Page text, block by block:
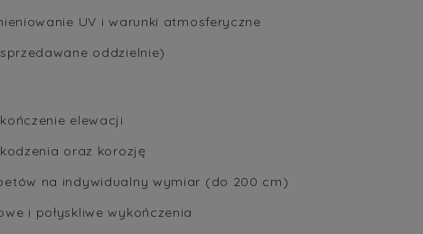
UV i warunki atmosferyczne
oddzielnie)
elewacji
oraz korozję
na indywidualny wymiar (do 200 cm)
i połyskliwe wykończenia